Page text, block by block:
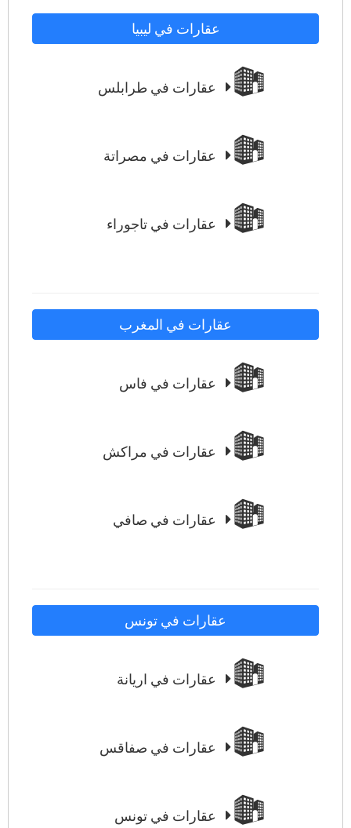
عقارات في ليبيا
عقارات في طرابلس
عقارات في مصراتة
عقارات في تاجوراء
عقارات في المغرب
عقارات في فاس
عقارات في مراكش
عقارات في صافي
عقارات في تونس
عقارات في اريانة
عقارات في صفاقس
عقارات في تونس